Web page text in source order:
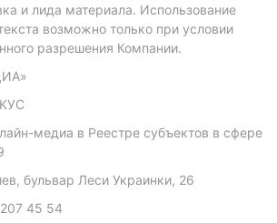
и лида материала. Использование
возможно только при условии
разрешения Компании.
медиа в Реестре субъектов в сфере
бульвар Леси Украинки, 26
45 54